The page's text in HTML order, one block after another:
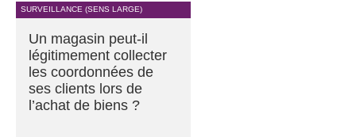
SURVEILLANCE (SENS LARGE)
Un magasin peut-il
légitimement collecter
les coordonnées de
ses clients lors de
l’achat de biens ?